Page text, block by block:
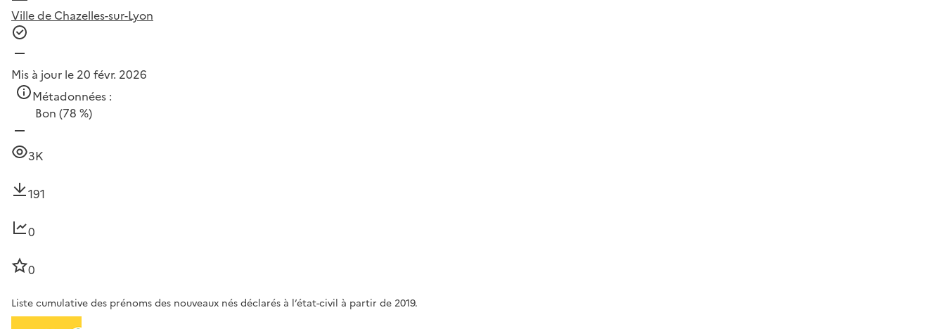
Ville de Chazelles-sur-Lyon
Mis à jour le 20 févr. 2026
Métadonnées :
Bon (78 %)
3K
191
0
0
Liste cumulative des prénoms des nouveaux nés déclarés à l’état-civil à partir de 2019.